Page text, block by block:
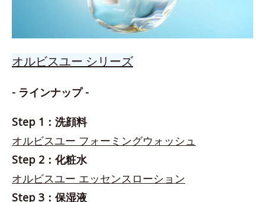
オルビスユー シリーズ
- ラインナップ -
Step 1：洗顔料
オルビスユー フォーミングウォッシュ
Step 2：化粧水
オルビスユー エッセンスローション
Step 3：保湿液